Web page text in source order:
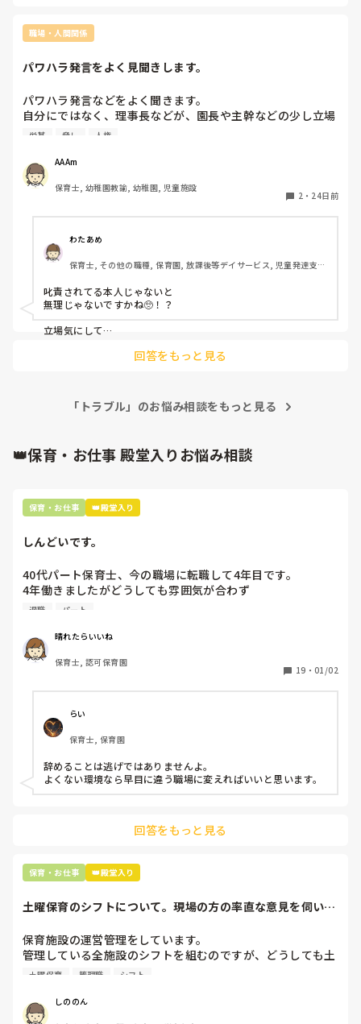
職場・人間関係
パワハラ発言をよく見聞きします。
パワハラ発言などをよく聞きます。
自分にではなく、理事長などが、園長や主幹などの少し立場
ある先生に、事務室の保護者からも見えるところで叱責して
勤するのに、、と士気が下がります。
労基などに訴える？？などという意見も他の先生からチラホ
ラ上がってますが、録音や動画などの証拠がありません。
提出すれば、理事長が少しでもマズい、と思ってくれるでし
ょうか。。
こちら、社会福祉法人です。
労基 脅し 人権
AAAm
保育士, 幼稚園教諭, 幼稚園, 児童施設
2・ 24日前
わたあめ
保育士, その他の職種, 保育園, 放課後等デイサービス, 児童発達支援
叱責されてる本人じゃないと
無理じゃないですかね🥺！？
立場気にして
なんて証言されたら‥🥺 回答をもっと見る
「トラブル」のお悩み相談をもっと見る
👑保育・お仕事 殿堂入りお悩み相談
保育・お仕事 👑殿堂入り
しんどいです。
40代パート保育士、今の職場に転職して4年目です。
4年働きましたがどうしても雰囲気が合わず
退職しようと思っています。
周りの職員は、勤続10年以上から何十年という先生がほとん
どです。
保護者子どもの愚痴悪口が多く、
今で言う不適切保育も
仕方ないよね
もう何も言わずに
子どもの言いなりになればいいんだね
などいう意見で…
上の先生に相談することは難しそうです。
最後の職場にしようと思っていましたが
辞めることは逃げ、と、過去辞めた人も何年も言われ続けて
います
退職 パート
晴れたらいいね
保育士, 認可保育園
19 ・ 01/02
らい
保育士, 保育園
辞めることは逃げではありませんよ。
よくない環境なら早目に違う職場に変えればいいと思います。
回答をもっと見る
保育・お仕事 👑殿堂入り
土曜保育のシフトについて。現場の方の率直な意見を伺いた
保育施設の運営管理をしています。
管理している全施設のシフトを組むのですが、どうしても土
曜保育だけは入れる方が少なく、いつも苦労しています。
て入職しているはずですが、いざ勤務が始まると一日も土曜
出勤が出来ない方ばかりです。
土曜保育 管理職 シフト
しののん